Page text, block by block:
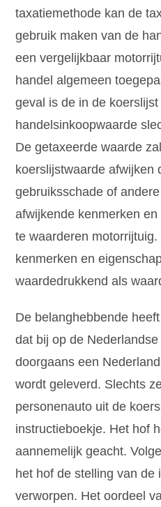
taxatiemethode kan de
gebruik maken van de
een vergelijkbaar
handel algemeen
geval is de in de
handelsinkoopwaarde
De getaxeerde waarde
koerslijstwaarde afwijken
gebruiksschade of
afwijkende kenmerken
te waarderen
kenmerken en
waardedrukkend als
De belanghebbende
dat bij op de
doorgaans een
wordt geleverd. Slechts
personenauto uit de
instructieboekje. Het hof
aannemelijk geacht.
het hof de stelling van de
verworpen. Het oordeel